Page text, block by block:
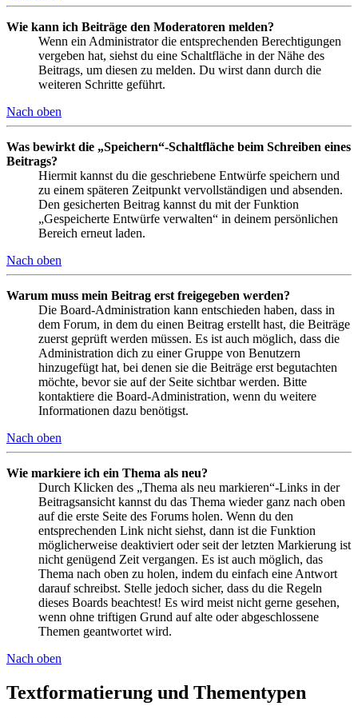
Wie kann ich Beiträge den Moderatoren melden?
Wenn ein Administrator die entsprechenden Berechtigungen
vergeben hat, siehst du eine Schaltfläche in der Nähe des
Beitrags, um diesen zu melden. Du wirst dann durch die
weiteren Schritte geführt.
Nach oben
Was bewirkt die „Speichern“-Schaltfläche beim Schreiben eines
Beitrags?
Hiermit kannst du die geschriebene Entwürfe speichern und
zu einem späteren Zeitpunkt vervollständigen und absenden.
Den gesicherten Beitrag kannst du mit der Funktion
„Gespeicherte Entwürfe verwalten“ in deinem persönlichen
Bereich erneut laden.
Nach oben
Warum muss mein Beitrag erst freigegeben werden?
Die Board-Administration kann entschieden haben, dass in
dem Forum, in dem du einen Beitrag erstellt hast, die Beiträge
zuerst geprüft werden müssen. Es ist auch möglich, dass die
Administration dich zu einer Gruppe von Benutzern
hinzugefügt hat, bei denen sie die Beiträge erst begutachten
möchte, bevor sie auf der Seite sichtbar werden. Bitte
kontaktiere die Board-Administration, wenn du weitere
Informationen dazu benötigst.
Nach oben
Wie markiere ich ein Thema als neu?
Durch Klicken des „Thema als neu markieren“-Links in der
Beitragsansicht kannst du das Thema wieder ganz nach oben
auf die erste Seite des Forums holen. Wenn du den
entsprechenden Link nicht siehst, dann ist die Funktion
möglicherweise deaktiviert oder seit der letzten Markierung ist
nicht genügend Zeit vergangen. Es ist auch möglich, das
Thema nach oben zu holen, indem du einfach eine Antwort
darauf schreibst. Stelle jedoch sicher, dass du die Regeln
dieses Boards beachtest! Es wird meist nicht gerne gesehen,
wenn ohne triftigen Grund auf alte oder abgeschlossene
Themen geantwortet wird.
Nach oben
Textformatierung und Thementypen